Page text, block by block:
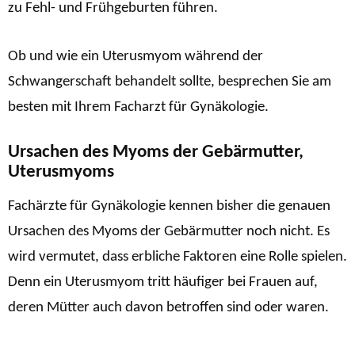
zu Fehl- und Frühgeburten führen.
Ob und wie ein Uterusmyom während der
Schwangerschaft behandelt sollte, besprechen Sie am
besten mit Ihrem Facharzt für Gynäkologie.
Ursachen des Myoms der Gebärmutter,
Uterusmyoms
Fachärzte für Gynäkologie kennen bisher die genauen
Ursachen des Myoms der Gebärmutter noch nicht. Es
wird vermutet, dass erbliche Faktoren eine Rolle spielen.
Denn ein Uterusmyom tritt häufiger bei Frauen auf,
deren Mütter auch davon betroffen sind oder waren.